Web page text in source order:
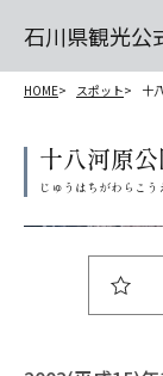
石川県観光公
HOME スポット 十
十八河原